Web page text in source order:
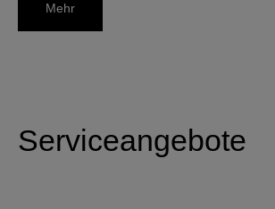
Mehr
Serviceangebote